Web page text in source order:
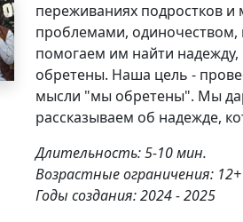
переживаниях подростков
проблемами,
помогаем им найти
обретены. Наша цель -
мысли "мы обретены". Мы
рассказываем об надежде,
Длительность: 5-10 мин.
Возрастные ограничения: 12+
Годы создания: 2024 - 2025